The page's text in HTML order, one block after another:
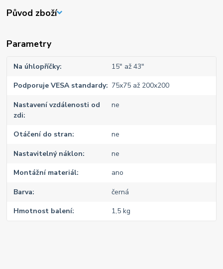
Původ zboží
Parametry
Na úhlopříčky 15" až 43"
Podporuje VESA standardy 75x75 až 200x200
Nastavení vzdálenosti od
zdi
ne
Otáčení do stran ne
Nastavitelný náklon ne
Montážní materiál ano
Barva černá
Hmotnost balení 1,5 kg